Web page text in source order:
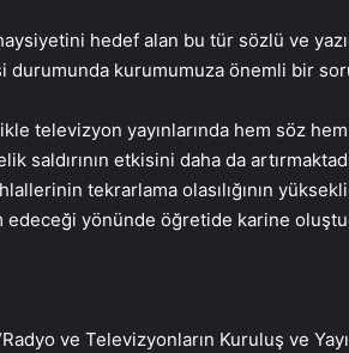
hedef alan bu tür sözlü ve
durumunda kurumumuza önemli bir
televizyon yayınlarında hem söz
saldırının etkisini daha da
tekrarlama olasılığının
edeceği yönünde öğretide karine
ve Televizyonların Kuruluş ve